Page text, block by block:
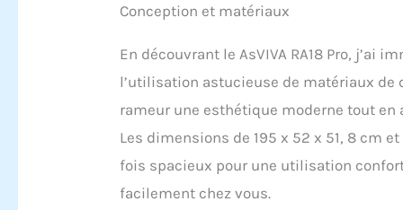
l'eau :
douce
pour
Conception et matériaux
En découvrant le AsVIVA RA18 Pro, j’ai
l’utilisation astucieuse de matériaux de
rameur une esthétique moderne tout
Les dimensions de 195 x 52 x 51, 8 cm
fois spacieux pour une utilisation
facilement chez vous.